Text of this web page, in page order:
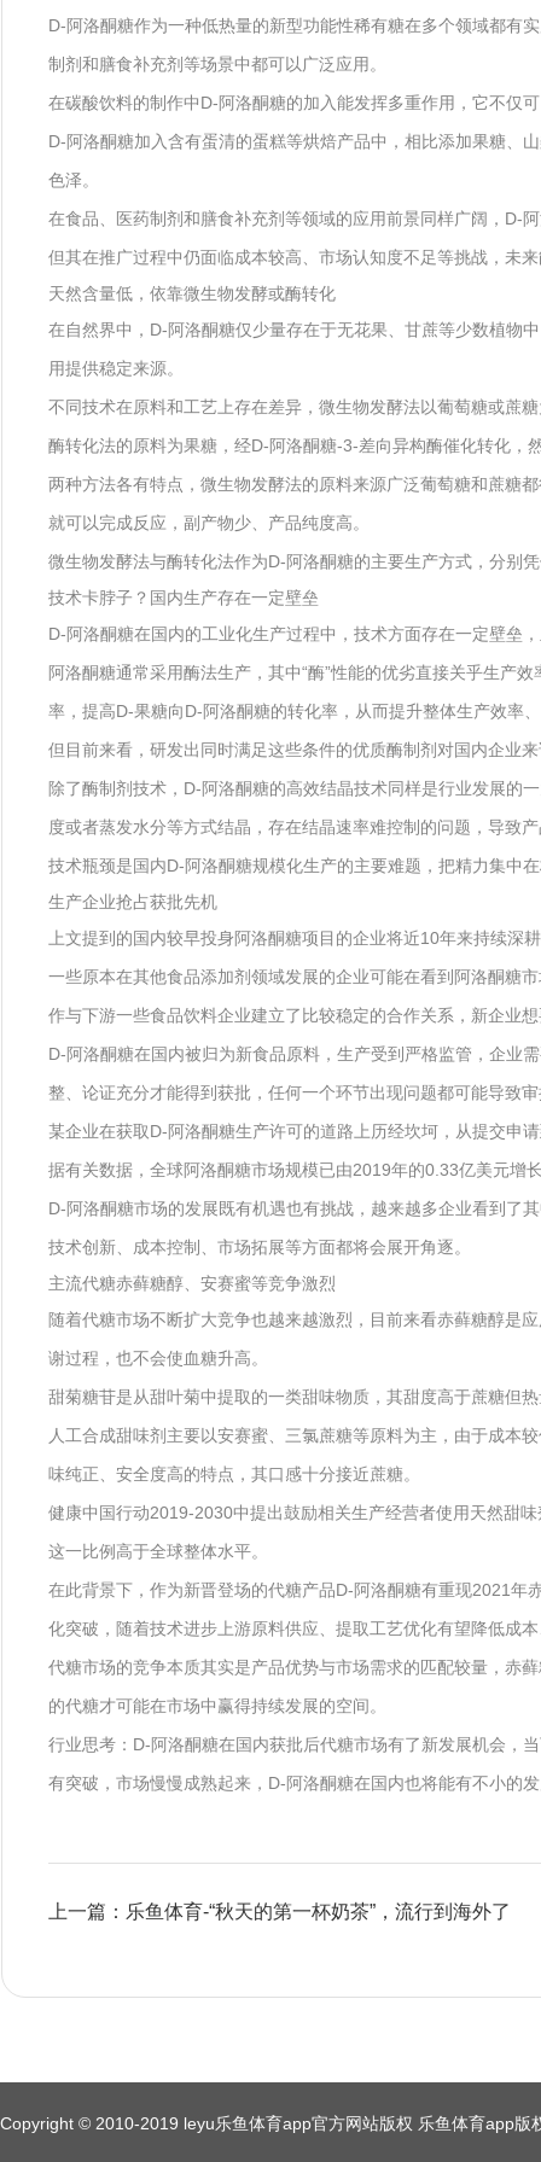
D-阿洛酮糖作为一种低热量的新型功能性稀有糖在多个领域都有
制剂和膳食补充剂等场景中都可以广泛应用。
在碳酸饮料的制作中D-阿洛酮糖的加入能发挥多重作用，它不仅
D-阿洛酮糖加入含有蛋清的蛋糕等烘焙产品中，相比添加果糖、
色泽。
在食品、医药制剂和膳食补充剂等领域的应用前景同样广阔，D-
但其在推广过程中仍面临成本较高、市场认知度不足等挑战，未
天然含量低，依靠微生物发酵或酶转化
在自然界中，D-阿洛酮糖仅少量存在于无花果、甘蔗等少数植物
用提供稳定来源。
不同技术在原料和工艺上存在差异，微生物发酵法以葡萄糖或蔗
酶转化法的原料为果糖，经D-阿洛酮糖-3-差向异构酶催化转化
两种方法各有特点，微生物发酵法的原料来源广泛葡萄糖和蔗糖
就可以完成反应，副产物少、产品纯度高。
微生物发酵法与酶转化法作为D-阿洛酮糖的主要生产方式，分别
技术卡脖子？国内生产存在一定壁垒
D-阿洛酮糖在国内的工业化生产过程中，技术方面存在一定壁垒
阿洛酮糖通常采用酶法生产，其中“酶”性能的优劣直接关乎生产
率，提高D-果糖向D-阿洛酮糖的转化率，从而提升整体生产效率
但目前来看，研发出同时满足这些条件的优质酶制剂对国内企业
除了酶制剂技术，D-阿洛酮糖的高效结晶技术同样是行业发展的
度或者蒸发水分等方式结晶，存在结晶速率难控制的问题，导致
技术瓶颈是国内D-阿洛酮糖规模化生产的主要难题，把精力集中
生产企业抢占获批先机
上文提到的国内较早投身阿洛酮糖项目的企业将近10年来持续
一些原本在其他食品添加剂领域发展的企业可能在看到阿洛酮糖
作与下游一些食品饮料企业建立了比较稳定的合作关系，新企业
D-阿洛酮糖在国内被归为新食品原料，生产受到严格监管，企业
整、论证充分才能得到获批，任何一个环节出现问题都可能导致
某企业在获取D-阿洛酮糖生产许可的道路上历经坎坷，从提交申
据有关数据，全球阿洛酮糖市场规模已由2019年的0.33亿美元
D-阿洛酮糖市场的发展既有机遇也有挑战，越来越多企业看到了
技术创新、成本控制、市场拓展等方面都将会展开角逐。
主流代糖赤藓糖醇、安赛蜜等竞争激烈
随着代糖市场不断扩大竞争也越来越激烈，目前来看赤藓糖醇是
谢过程，也不会使血糖升高。
甜菊糖苷是从甜叶菊中提取的一类甜味物质，其甜度高于蔗糖但
人工合成甜味剂主要以安赛蜜、三氯蔗糖等原料为主，由于成本
味纯正、安全度高的特点，其口感十分接近蔗糖。
健康中国行动2019-2030中提出鼓励相关生产经营者使用天然甜
这一比例高于全球整体水平。
在此背景下，作为新晋登场的代糖产品D-阿洛酮糖有重现2021
化突破，随着技术进步上游原料供应、提取工艺优化有望降低成
代糖市场的竞争本质其实是产品优势与市场需求的匹配较量，赤
的代糖才可能在市场中赢得持续发展的空间。
行业思考：D-阿洛酮糖在国内获批后代糖市场有了新发展机会，
有突破，市场慢慢成熟起来，D-阿洛酮糖在国内也将能有不小的
上一篇：乐鱼体育-“秋天的第一杯奶茶”，流行到海外了
Copyright © 2010-2019 leyu乐鱼体育app官方网站版权 乐鱼体育app